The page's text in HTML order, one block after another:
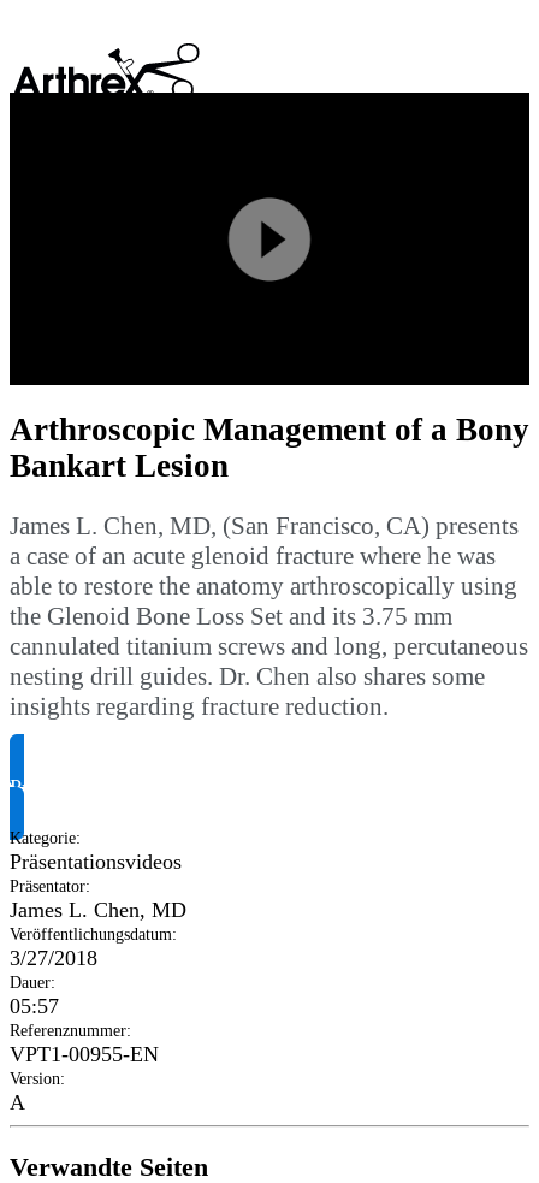
Play
Video
Arthroscopic Management of a Bony
Bankart Lesion
James L. Chen, MD, (San Francisco, CA) presents
a case of an acute glenoid fracture where he was
able to restore the anatomy arthroscopically using
the Glenoid Bone Loss Set and its 3.75 mm
cannulated titanium screws and long, percutaneous
nesting drill guides. Dr. Chen also shares some
insights regarding fracture reduction.
Produktinformationen anfragen
Kategorie:
Präsentationsvideos
Präsentator:
James L. Chen, MD
Veröffentlichungsdatum:
3/27/2018
Dauer:
05:57
Referenznummer:
VPT1-00955-EN
Version:
A
Verwandte Seiten